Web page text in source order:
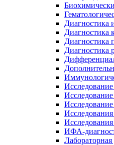
Диагностика
Диагностика
Диагностика
Диагностика
Исследование
ИФА-